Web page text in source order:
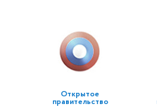
Открытое
правительство